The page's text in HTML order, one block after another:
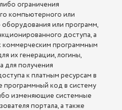
ограничения
компьютерного или
или программ,
доступа, а
коммерческим программным
их генерации, логины,
для получения
к платным ресурсам в
код в систему
изменяющие системные
портала, а также